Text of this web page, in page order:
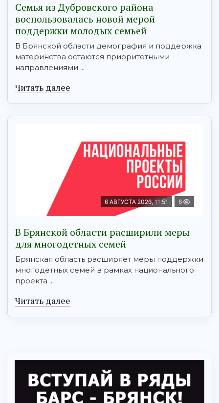
Семья из Дубровского района
воспользовалась новой мерой
поддержки молодых семьей
В Брянской области демография и поддержка
материнства остаются приоритетными
направлениями ...
Читать далее
6 АВГУСТА 2026, 11:51 6
В Брянской области расширили меры
для многодетных семей
Брянская область расширяет меры поддержки
многодетных семей в рамках национального
проекта ...
Читать далее